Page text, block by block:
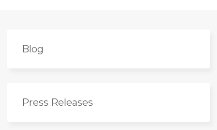
Blog
Press Releases